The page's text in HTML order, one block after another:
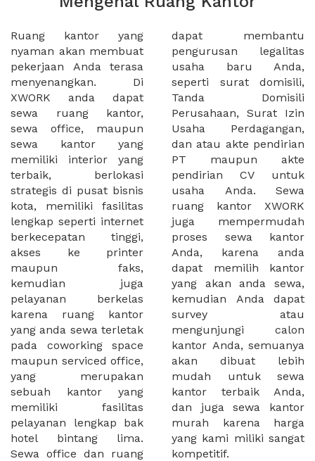
Ruang kantor yang
nyaman akan membuat
pekerjaan Anda terasa
menyenangkan. Di
XWORK anda dapat
sewa ruang kantor,
sewa office, maupun
sewa kantor yang
memiliki interior yang
terbaik, berlokasi
strategis di pusat bisnis
kota, memiliki fasilitas
lengkap seperti internet
berkecepatan tinggi,
akses ke printer
maupun faks,
kemudian juga
pelayanan berkelas
karena ruang kantor
yang anda sewa terletak
pada coworking space
maupun serviced office,
yang merupakan
sebuah kantor yang
memiliki fasilitas
pelayanan lengkap bak
hotel bintang lima.
Sewa office dan ruang
dapat membantu
pengurusan legalitas
usaha baru Anda,
seperti surat domisili,
Tanda Domisili
Perusahaan, Surat Izin
Usaha Perdagangan,
dan atau akte pendirian
PT maupun akte
pendirian CV untuk
usaha Anda. Sewa
ruang kantor XWORK
juga mempermudah
proses sewa kantor
Anda, karena anda
dapat memilih kantor
yang akan anda sewa,
kemudian Anda dapat
survey atau
mengunjungi calon
kantor Anda, semuanya
akan dibuat lebih
mudah untuk sewa
kantor terbaik Anda,
dan juga sewa kantor
murah karena harga
yang kami miliki sangat
kompetitif.